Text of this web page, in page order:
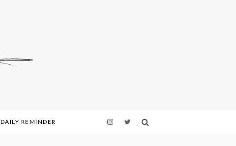
DAILY REMINDER